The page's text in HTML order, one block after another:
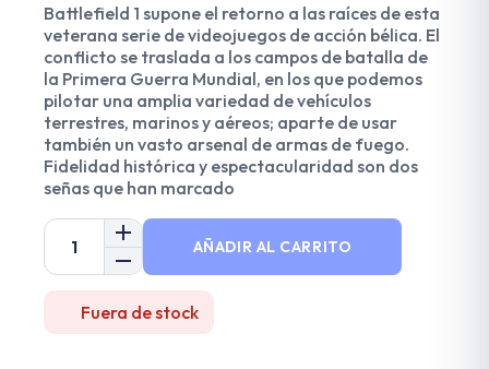
Battlefield 1 supone el retorno a las raíces de esta
veterana serie de videojuegos de acción bélica. El
conflicto se traslada a los campos de batalla de
la Primera Guerra Mundial, en los que podemos
pilotar una amplia variedad de vehículos
terrestres, marinos y aéreos; aparte de usar
también un vasto arsenal de armas de fuego.
Fidelidad histórica y espectacularidad son dos
señas que han marcado
AÑADIR AL CARRITO
Fuera de stock